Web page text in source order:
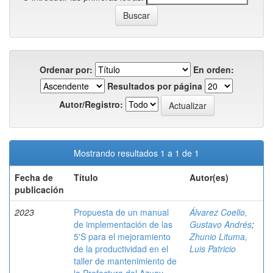
Ordenar por:
En orden:
Resultados por página
Autor/Registro:
Mostrando resultados 1 a 1 de 1
Fecha de
publicación
Título Autor(es)
2023
Propuesta de un manual
de implementación de las
5'S para el mejoramiento
de la productividad en el
taller de mantenimiento de
Álvarez Coello,
Gustavo Andrés;
Zhunio Lituma,
Luis Patricio